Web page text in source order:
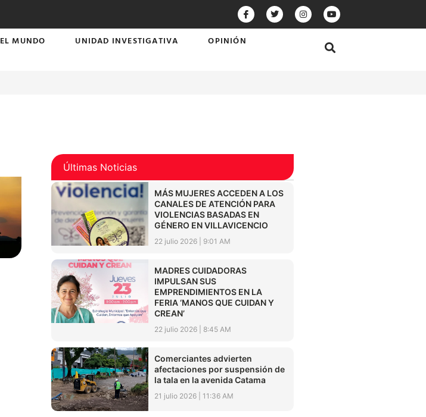
EL MUNDO UNIDAD INVESTIGATIVA OPINIÓN
Últimas Noticias
MÁS MUJERES ACCEDEN A LOS
CANALES DE ATENCIÓN PARA
VIOLENCIAS BASADAS EN
GÉNERO EN VILLAVICENCIO
22 julio 2026 9:01 AM
MADRES CUIDADORAS
IMPULSAN SUS
EMPRENDIMIENTOS EN LA
FERIA ‘MANOS QUE CUIDAN Y
CREAN’
22 julio 2026 8:45 AM
Comerciantes advierten
afectaciones por suspensión de
la tala en la avenida Catama
21 julio 2026 11:36 AM